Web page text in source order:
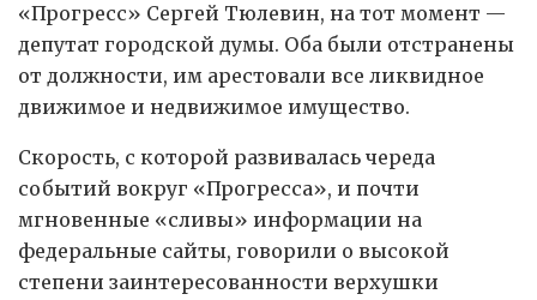
«Прогресс» Сергей Тюлевин, на тот момент —
депутат городской думы. Оба были отстранены
от должности, им арестовали все ликвидное
движимое и недвижимое имущество.
Скорость, с которой развивалась череда
событий вокруг «Прогресса», и почти
мгновенные «сливы» информации на
федеральные сайты, говорили о высокой
степени заинтересованности верхушки